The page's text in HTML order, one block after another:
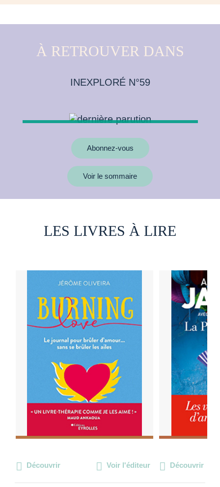
À RETROUVER DANS
INEXPLORÉ N°59
Abonnez-vous
Voir le sommaire
LES LIVRES À LIRE
Découvrir Voir l'éditeur Découvrir